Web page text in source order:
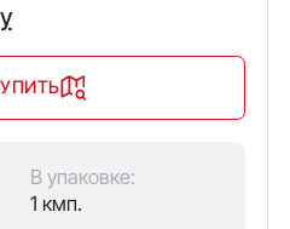
В упаковке:
1 кмп.